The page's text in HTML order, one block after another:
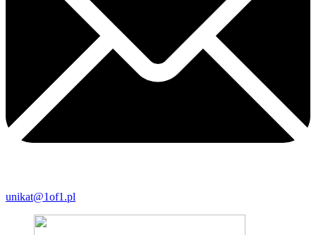
unikat@1of1.pl